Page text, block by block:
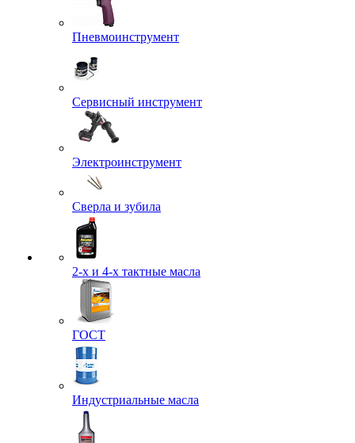
Пневмоинструмент
Сервисный инструмент
Электроинструмент
Сверла и зубила
2-х и 4-х тактные масла
ГОСТ
Индустриальные масла